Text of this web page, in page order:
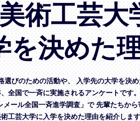
術工芸大
を決めた
選びのための活動や、入学先の大学を決
全国で一斉に実施されるアンケートです。
メール全国一斉進学調査」で先輩たちから
工芸大学に入学を決めた理由を紹介しま